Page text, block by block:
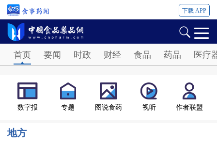
下载 APP
首页 要闻 时政 财经 食品 药品 医疗
数字报 专题 图说食药 视听 作者联盟
地方